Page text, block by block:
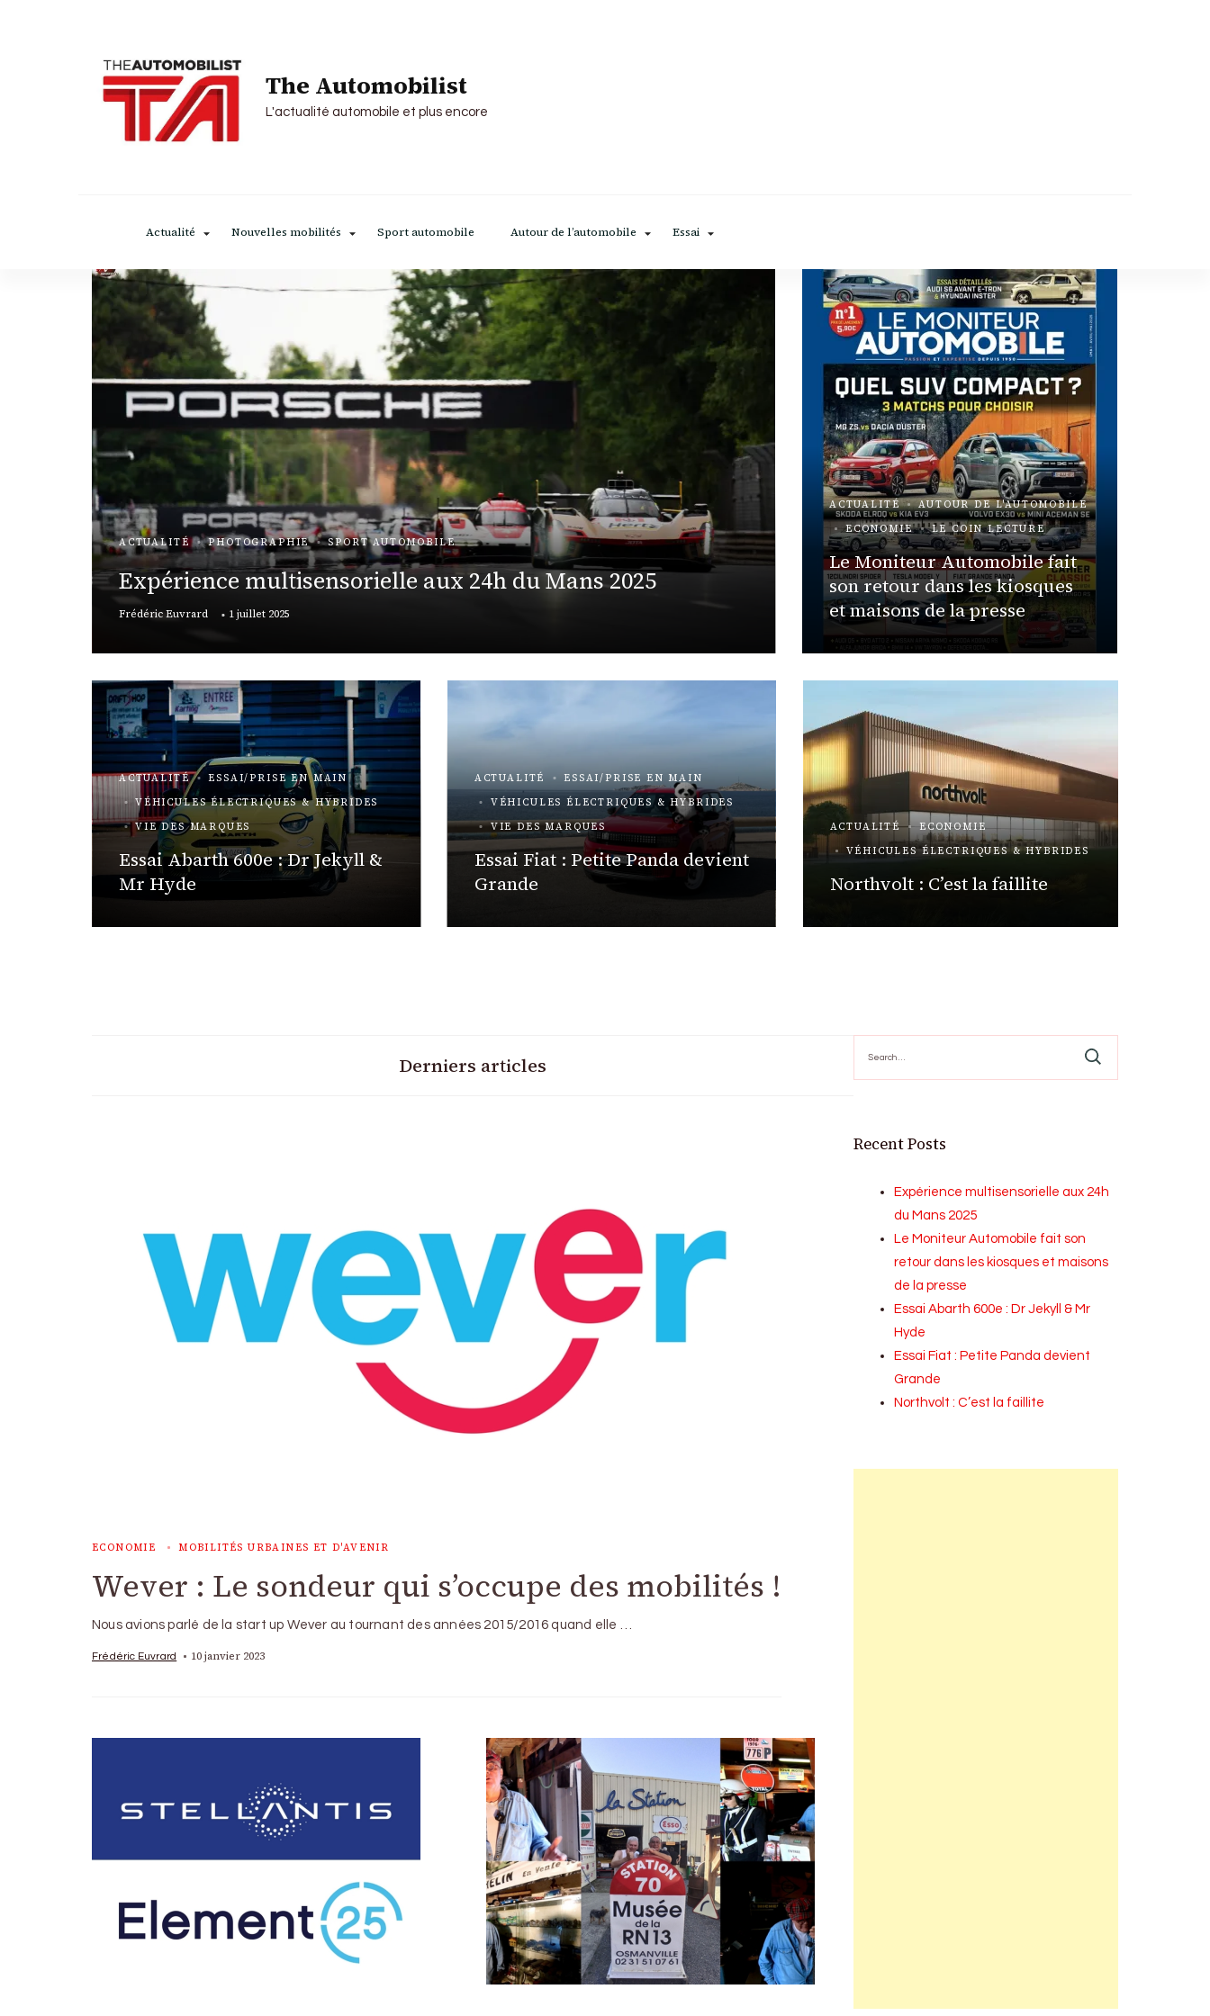
The Automobilist
L'actualité automobile et plus encore
Actualité Nouvelles mobilités Sport automobile Autour de l’automobile Essai
ACTUALITÉ PHOTOGRAPHIE SPORT AUTOMOBILE
Expérience multisensorielle aux 24h du Mans 2025
Frédéric Euvrard 1 juillet 2025
ACTUALITÉ
AUTOUR DE L'AUTOMOBILE
ECONOMIE
LE COIN LECTURE
Le Moniteur Automobile fait
son retour dans les kiosques
et maisons de la presse
ACTUALITÉ
ESSAI/PRISE EN MAIN
VÉHICULES ÉLECTRIQUES & HYBRIDES
VIE DES MARQUES
Essai Abarth 600e : Dr Jekyll &
Mr Hyde
ACTUALITÉ
ESSAI/PRISE EN MAIN
VÉHICULES ÉLECTRIQUES & HYBRIDES
VIE DES MARQUES
Essai Fiat : Petite Panda devient
Grande
ACTUALITÉ
ECONOMIE
VÉHICULES ÉLECTRIQUES & HYBRIDES
Northvolt : C’est la faillite
Derniers articles
ECONOMIE MOBILITÉS URBAINES ET D'AVENIR
Wever : Le sondeur qui s’occupe des mobilités !
Nous avions parlé de la start up Wever au tournant des années 2015/2016 quand elle …
Frédéric Euvrard 10 janvier 2023
for:
Recent Posts
Expérience multisensorielle aux 24h
du Mans 2025
Le Moniteur Automobile fait son
retour dans les kiosques et maisons
de la presse
Essai Abarth 600e : Dr Jekyll & Mr
Hyde
Essai Fiat : Petite Panda devient
Grande
Northvolt : C’est la faillite